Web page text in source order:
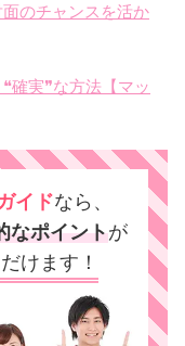
面のチャンスを活か
確実❞な方法【マッ
イドなら、
なポイントが
けます！